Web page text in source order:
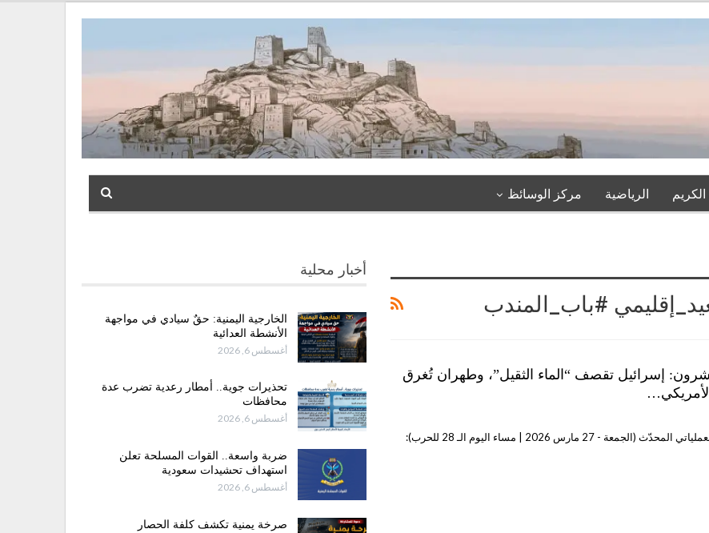
الرياضية مركز الوسائظ
#باب_المندب
إسرائيل تقصف “الماء الثقيل”، وطهران تُغرق
- 27 مارس 2026 | مساء اليوم الـ 28 للحرب):
أخبار محلية
الخارجية اليمنية: حقٌ سيادي في مواجهة
الأنشطة العدائية
أغسطس 6, 2026
تحذيرات جوية.. أمطار رعدية تضرب عدة
محافظات
أغسطس 6, 2026
ضربة واسعة.. القوات المسلحة تعلن
استهداف تحشيدات سعودية
أغسطس 6, 2026
صرخة يمنية تكشف كلفة الحصار